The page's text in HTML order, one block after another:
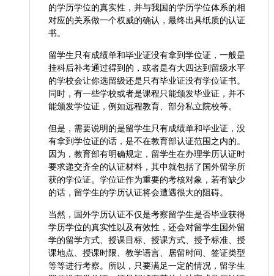
的学历学位的真实性，并与我国的学历学位体系的相
对应的关系做一个权威的确认，最终出具纸质的认证
书。
留学生只有成绩单和毕业证没有拿到学位证，一般是
挂科后补考通过得到的，或者是有大四达到留级水平
的学校会让你选留级还是只有毕业证没有学位证书。
同时，有一些学校或者是课程只能颁发毕业证，并不
能颁发学位证，例如远程教育、部分私立院校等。
但是，需要说明的是留学生只有成绩单和毕业证，没
有拿到学位证的话，是不在教育部认证范围之内的。
因为，教育部有明确规定，留学生在办理学历认证时
要求递交齐全的认证材料，其中就包括了国外留学所
获的学位证。学位证作为重要的考核对象，若有缺少
的话，留学生的学历认证将会遭遇很大的阻碍。
当然，国外学历认证不仅是考察留学生是否毕业获得
学历学位的真实性以及有效性，还会对留学生国外留
学的留学方式、授课目标、授课方式、授予标准、授
课地点、授课时限、教学语言、居留时间、签证类型
等等进行考察。所以，只要满足一定的情况，留学生